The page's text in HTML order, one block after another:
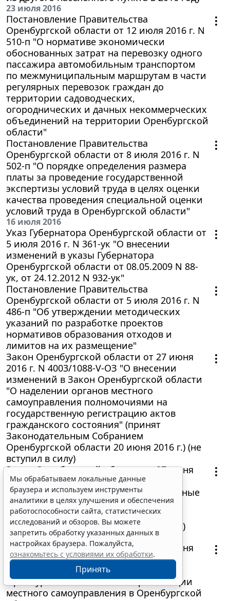
23 июля 2016
Постановление Правительства
Оренбургской области от 12 июля 2016 г. N
510-п "О нормативе экономически
обоснованных затрат на перевозку одного
пассажира автомобильным транспортом
по межмуниципальным маршрутам в части
регулярных перевозок граждан до
территории садоводческих,
огороднических и дачных некоммерческих
объединений на территории Оренбургской
области"
Постановление Правительства
Оренбургской области от 8 июля 2016 г. N
502-п "О порядке определения размера
платы за проведение государственной
экспертизы условий труда в целях оценки
качества проведения специальной оценки
условий труда в Оренбургской области"
16 июля 2016
Указ Губернатора Оренбургской области от
5 июля 2016 г. N 361-ук "О внесении
изменений в указы Губернатора
Оренбургской области от 08.05.2009 N 88-
ук, от 24.12.2012 N 932-ук"
Постановление Правительства
Оренбургской области от 5 июля 2016 г. N
486-п "Об утверждении методических
указаний по разработке проектов
нормативов образования отходов и
лимитов на их размещение"
Закон Оренбургской области от 27 июня
2016 г. N 4003/1088-V-ОЗ "О внесении
изменений в Закон Оренбургской области
"О наделении органов местного
самоуправления полномочиями на
государственную регистрацию актов
гражданского состояния" (принят
Законодательным Собранием
Оренбургской области 20 июня 2016 г.) (не
вступил в силу)
Закон Оренбургской области от 27 июня
2016 г. N 4000/1085-V-ОЗ "О внесении
изменений в отдельные законодательные
акты Оренбургской области" (принят
Законодательным Собранием
Оренбургской области 20 июня 2016 г.)
9 июля 2016
Закон Оренбургской области от 20 июня
2016 г. N 3927/1072-V-ОЗ "О внесении
изменения в статью 51 Закона
Оренбургской области "Об организации
местного самоуправления в Оренбургской
Мы обрабатываем локальные данные
браузера и используем инструменты
аналитики в целях улучшения и обеспечения
работоспособности сайта, статистических
исследований и обзоров. Вы можете
запретить обработку указанных данных в
настройках браузера. Пожалуйста,
ознакомьтесь с условиями их обработки.
Принять